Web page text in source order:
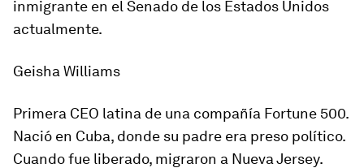
inmigrante en el Senado de los Estados Unidos
actualmente.
Geisha Williams
Primera CEO latina de una compañía Fortune 500.
Nació en Cuba, donde su padre era preso político.
Cuando fue liberado, migraron a Nueva Jersey.